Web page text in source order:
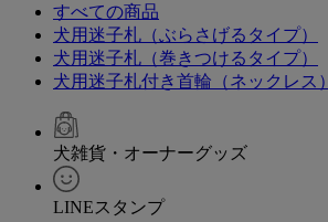
すべての商品
犬用迷子札（ぶらさげるタイプ）
犬用迷子札（巻きつけるタイプ）
犬用迷子札付き首輪（ネックレス）
犬雑貨・オーナーグッズ
LINEスタンプ